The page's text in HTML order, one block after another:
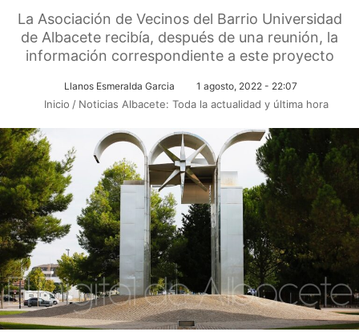
La Asociación de Vecinos del Barrio Universidad
de Albacete recibía, después de una reunión, la
información correspondiente a este proyecto
Llanos Esmeralda Garcia 1 agosto, 2022 - 22:07
Inicio / Noticias Albacete: Toda la actualidad y última hora